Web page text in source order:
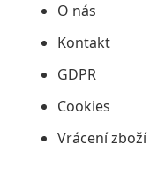
O nás
Kontakt
GDPR
Cookies
Vrácení zboží